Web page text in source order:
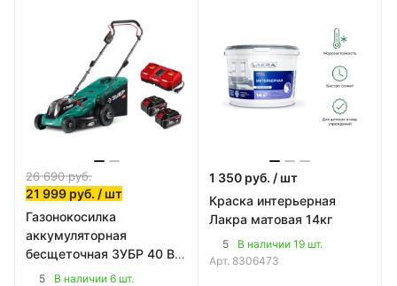
26 690руб.
21 999 руб. / шт
Газонокосилка
аккумуляторная
бесщеточная ЗУБР 40 В
(2x20В), 400 мм
5
В наличии 6 шт.
1 350 руб. / шт
Краска интерьерная
Лакра матовая 14кг
5
В наличии 19 шт.
Арт. 8306473